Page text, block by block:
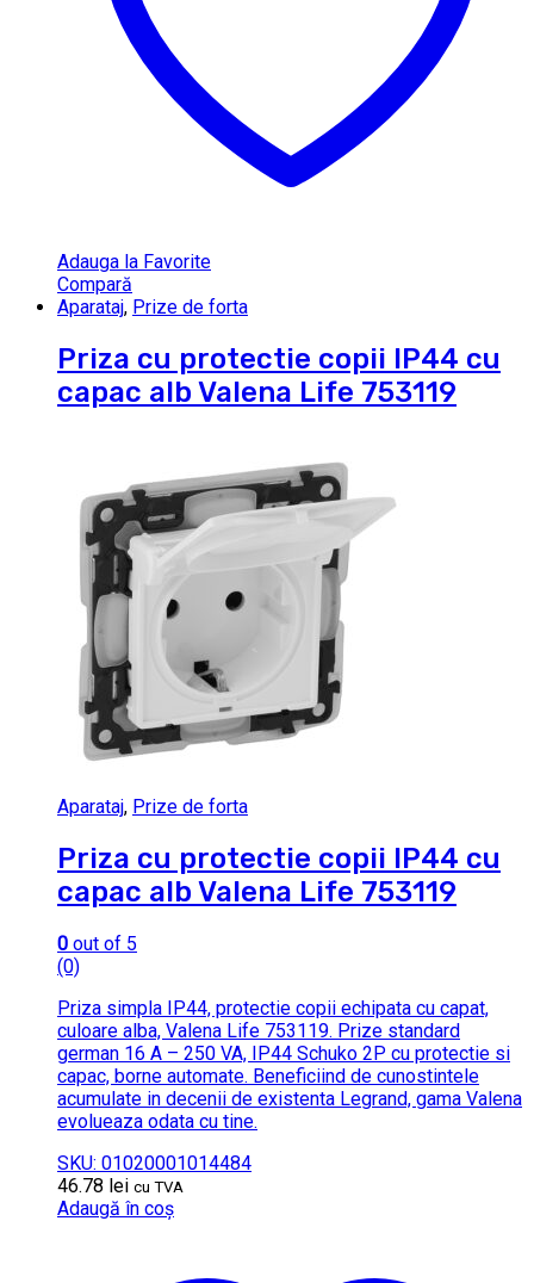
Adauga la Favorite
Compară
Aparataj, Prize de forta
Priza cu protectie copii IP44 cu
capac alb Valena Life 753119
Aparataj, Prize de forta
Priza cu protectie copii IP44 cu
capac alb Valena Life 753119
0 out of 5
(0)
Priza simpla IP44, protectie copii echipata cu capat,
culoare alba, Valena Life 753119. Prize standard
german 16 A – 250 VA, IP44 Schuko 2P cu protectie si
capac, borne automate. Beneficiind de cunostintele
acumulate in decenii de existenta Legrand, gama Valena
evolueaza odata cu tine.
SKU: 01020001014484
46.78 lei cu TVA
Adaugă în coș